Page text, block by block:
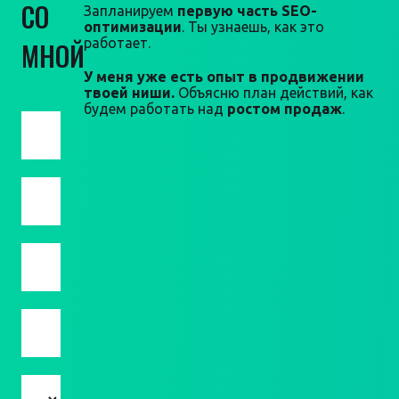
СО
МНОЙ
Запланируем первую часть SEO-
оптимизации. Ты узнаешь, как это
работает.
У меня уже есть опыт в продвижении
твоей ниши. Объясню план действий, как
будем работать над ростом продаж.